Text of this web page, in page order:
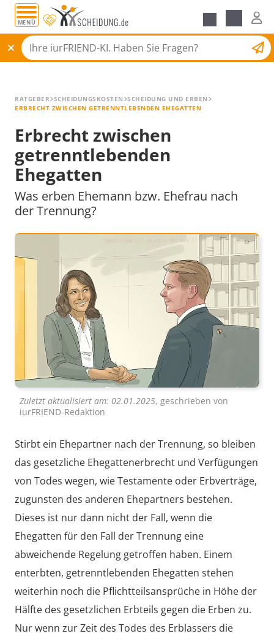
MENÜ
Scheidungsantrag
Alle Ratgeber
RATGEBER SCHEIDUNGSKOSTEN SCHEIDUNG UND ERBEN
ERBRECHT ZWISCHEN GETRENNTLEBENDEN EHEGATTEN
Erbrecht zwischen
getrenntlebenden
Ehegatten
Was erben Ehemann bzw. Ehefrau nach
der Trennung?
Zuletzt aktualisiert am: 02.01.2025, geschrieben von
iurFRIEND-Redaktion
Stirbt ein Ehepartner nach der Trennung, so bleiben
das gesetzliche Ehegattenerbrecht und Verfügungen
von Todes wegen, wie Testamente oder Erbverträge,
zugunsten des anderen Ehepartners bestehen.
Dieses ist nur dann nicht der Fall, wenn die
Ehegatten für den Fall der Trennung eine
abweichende Regelung getroffen haben. Einem
enterbten, getrenntlebenden Ehegatten stehen
weiterhin noch die Pflichtteilsansprüche in Höhe der
Hälfte des gesetzlichen Erbteils gegen die Erben zu.
Nur wenn zur Zeit des Todes des Erblassers die